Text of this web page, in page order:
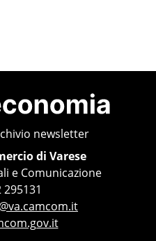
newsletter
di Varese
e Comunicazione
295131